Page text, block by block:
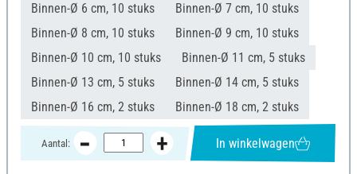
Binnen-Ø 6 cm, 10 stuks
Binnen-Ø 7 cm, 10 stuks
Binnen-Ø 8 cm, 10 stuks
Binnen-Ø 9 cm, 10 stuks
Binnen-Ø 10 cm, 10 stuks
Binnen-Ø 11 cm, 5 stuks
Binnen-Ø 13 cm, 5 stuks
Binnen-Ø 14 cm, 5 stuks
Binnen-Ø 16 cm, 2 stuks
Binnen-Ø 18 cm, 2 stuks
Aantal: In winkelwagen